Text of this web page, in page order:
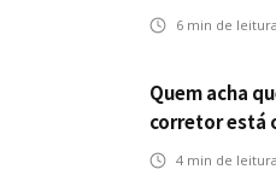
seguros
6 min de leitura
Quem acha
corretor está
errado
4 min de leitura